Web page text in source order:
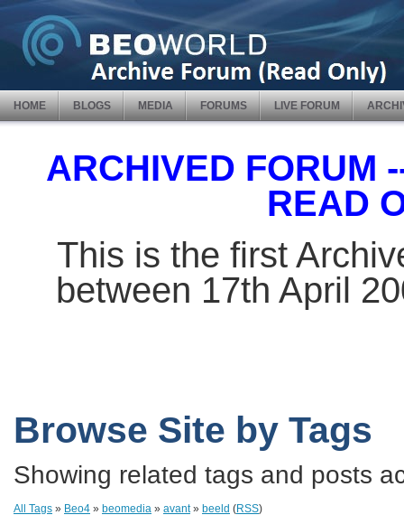
HOME BLOGS MEDIA FORUMS LIVE FORUM
ARCHIVED FORUM
READ
This is the first
between 17th April
Browse Site by Tags
Showing related tags and posts
All Tags » Beo4 » beomedia » avant» beeld (RSS)